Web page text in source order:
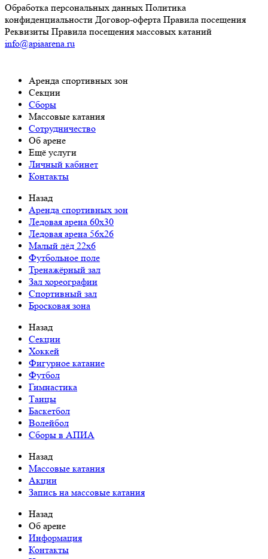
Обработка персональных данных Политика
конфиденциальности Договор-оферта Правила посещения
Реквизиты Правила посещения массовых катаний
info@apiaarena.ru
Аренда спортивных зон
Cекции
Сборы
Массовые катания
Сотрудничество
Об арене
Ещё услуги
Личный кабинет
Контакты
Назад
Аренда спортивных зон
Ледовая арена 60x30
Ледовая арена 56x26
Малый лёд 22x6
Футбольное поле
Тренажёрный зал
Зал хореографии
Спортивный зал
Бросковая зона
Назад
Cекции
Хоккей
Фигурное катание
Футбол
Гимнастика
Танцы
Баскетбол
Волейбол
Сборы в АПИА
Назад
Массовые катания
Акции
Запись на массовые катания
Назад
Об арене
Информация
Контакты